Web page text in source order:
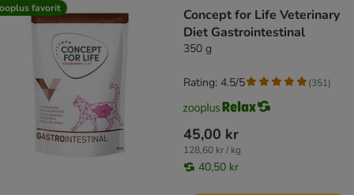
favorit
Concept for Life Veterinary
Diet Gastrointestinal
350 g
45,00 kr
128,60 kr / kg
40,50 kr
Rating: 4.5/5 (351)